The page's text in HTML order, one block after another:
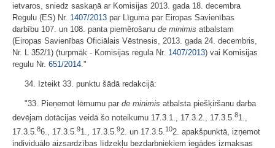
ietvaros, sniedz saskaņā ar Komisijas 2013. gada 18. decembra
Regulu (ES) Nr. 1407/2013 par Līguma par Eiropas Savienības
darbību 107. un 108. panta piemērošanu de minimis atbalstam
(Eiropas Savienības Oficiālais Vēstnesis, 2013. gada 24. decembris,
Nr. L 352/1) (turpmāk - Komisijas regula Nr. 1407/2013) vai Komisijas
regulu Nr. 651/2014 ."
34. Izteikt 33. punktu šādā redakcijā:
"33. Pieņemot lēmumu par de minimis atbalsta piešķiršanu darba
devējam dotācijas veidā šo noteikumu 17.3.1., 17.3.2., 17.3.5.81.,
17.3.5.86., 17.3.5.91., 17.3.5.92. un 17.3.5.102. apakšpunktā, izņemot
individuālo aizsardzības līdzekļu bezdarbniekiem iegādes izmaksas